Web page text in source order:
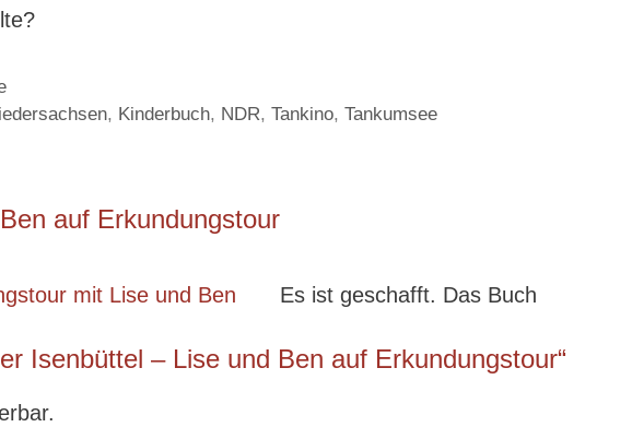
, Kinderbuch, NDR,Tankino,Tankumsee
auf Erkundungstour
Es ist geschafft. Das Buch
Isenbüttel – Lise und Ben auf Erkundungstour“